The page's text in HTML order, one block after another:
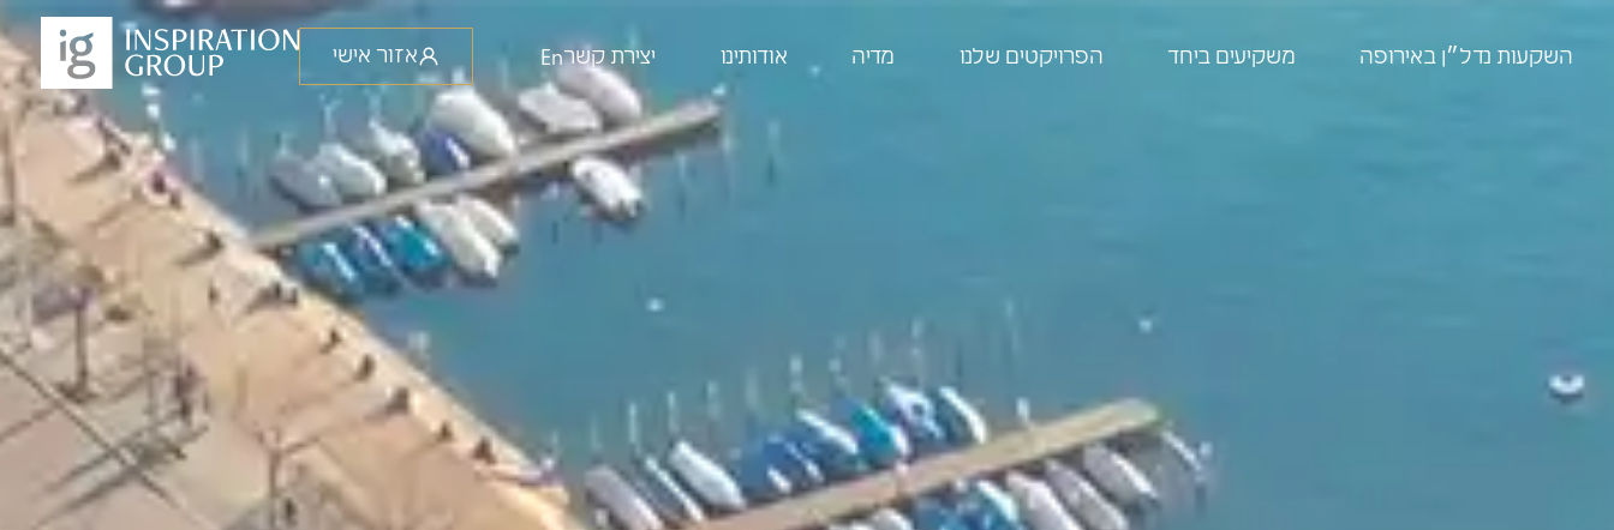
השקעות נדל״ן באירופה משקיעים ביחד הפרויקטים שלנו מדיה אודותינו יצירת קשרEn אזור אישי